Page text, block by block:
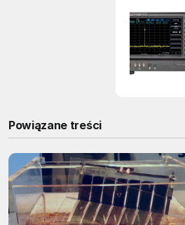
Powiązane treści